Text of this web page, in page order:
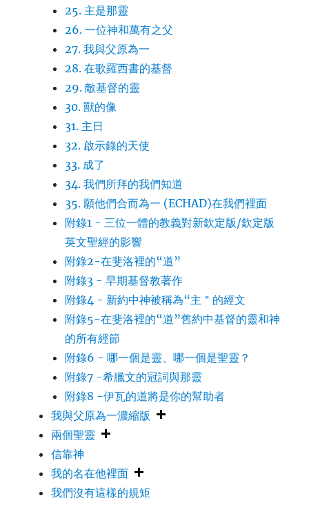
25. 主是那靈
26. 一位神和萬有之父
27. 我與父原為一
28. 在歌羅西書的基督
29. 敵基督的靈
30. 獸的像
31. 主日
32. 啟示錄的天使
33. 成了
34. 我們所拜的我們知道
35. 願他們合而為一 (ECHAD)在我們裡面
附錄1 - 三位一體的教義對新欽定版/欽定版
英文聖經的影響
附錄2-在斐洛裡的“道”
附錄3 - 早期基督教著作
附錄4 - 新約中神被稱為“主＂的經文
附錄5-在斐洛裡的“道”舊約中基督的靈和神
的所有經節
附錄6 - 哪一個是靈、哪一個是聖靈？
附錄7 -希臘文的冠詞與那靈
附錄8 -伊瓦的道將是你的幫助者
我與父原為一濃縮版
兩個聖靈
信靠神
我的名在他裡面
我們沒有這樣的規矩